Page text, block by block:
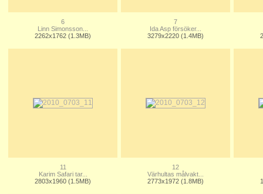
6
Linn Simonsson...
2262x1762 (1.3MB)
7
Ida Asp försöker...
3279x2220 (1.4MB)
11
Karim Safari tar...
2803x1960 (1.5MB)
12
Värhultas målvakt...
2773x1972 (1.8MB)